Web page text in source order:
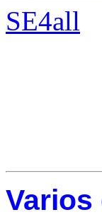
SE4all